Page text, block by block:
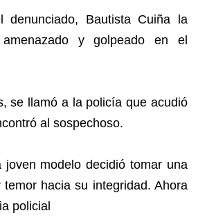
denunciado, Bautista Cuiña la
y golpeado en el
se llamó a la policía que acudió
al sospechoso.
joven modelo decidió tomar una
hacia su integridad. Ahora
policial